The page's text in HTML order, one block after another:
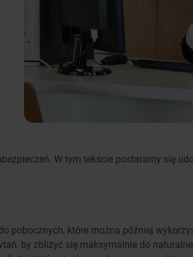
W tym tekście postaramy się
pobocznych, które można później
by zbliżyć się maksymalnie do